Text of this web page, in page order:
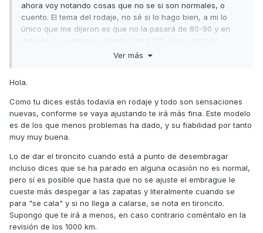
ahora voy notando cosas que no se si son normales, o
cuento. El tema del rodaje, no sé si lo hago bien, a mi lo
único que me dijeron es que no la pasará de 80-90 y en
autovía si ya estaba caliente hasta 100. Hago de todo,
ciudad y autovía, pero en estos 500km he hecho trayectos
desde una distancia considerable hasta un semáforo, noto
2 cosas, la moto al final de todo, al querer entrar al ralentí
pega como un empujoncito detrás, me pregunto si es
normal o no, o no se debería notar nada, y me ha pasado
ya 3 veces, que en ese mismo momento cuando ya casi
volver a arrancarla.
El tema vibraciones realmente no lo controlo porque es la
primera scooter que tengo pero me da la sensación que
tiene más que el primer día que la saqué, al estar parado,
vibra bastante, doy puño y avanzó y sigue vibrando durante
un par de segundos y ya se vuelven normales supongo,
Ver más
Hola.
Como tu dices estás todavía en rodaje y todo son sensaciones
nuevas, conforme se vaya ajustando te irá más fina. Este modelo
es de los que menos problemas ha dado, y su fiabilidad por tanto
muy muy buena.
Lo de dar el tironcito cuando está a punto de desembragar
incluso dices que se ha parado en alguna ocasión no es normal,
pero sí es posible que hasta que no se ajuste el embrague le
cueste más despegar a las zapatas y literalmente cuando se
para "se cala" y si no llega a calarse, se nota en tironcito.
Supongo que te irá a menos, en caso contrario coméntalo en la
revisión de los 1000 km.